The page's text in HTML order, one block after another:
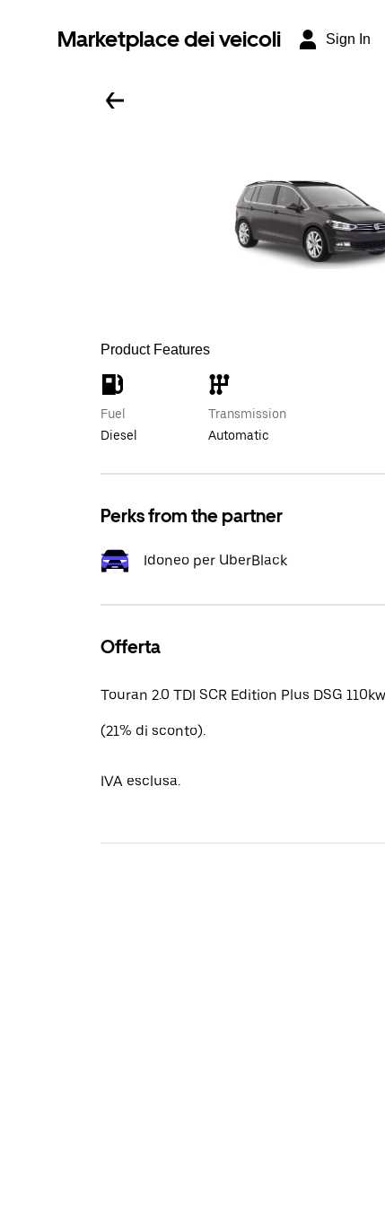
Marketplace dei veicoli Sign In
Product Features
Fuel
Diesel
Transmission
Automatic
Perks from the partner
Idoneo per UberBlack
Offerta
Touran 2.0 TDI SCR Edition Plus DSG
(21% di sconto).
IVA esclusa.